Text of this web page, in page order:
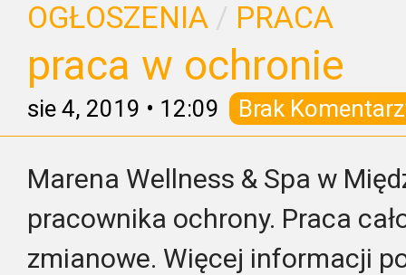
OGŁOSZENIA / PRACA
praca w ochronie
sie 4, 2019 • 12:09 Brak
Marena Wellness & Spa w
pracownika ochrony. Praca
zmianowe. Więcej informacji